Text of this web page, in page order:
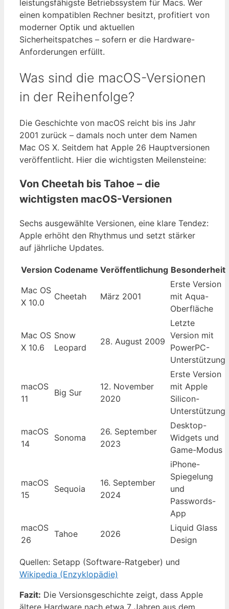
leistungsfähigste Betriebssystem für Macs. Wer
einen kompatiblen Rechner besitzt, profitiert von
moderner Optik und aktuellen
Sicherheitspatches – sofern er die Hardware-
Anforderungen erfüllt.
Was sind die macOS-Versionen
in der Reihenfolge?
Die Geschichte von macOS reicht bis ins Jahr
2001 zurück – damals noch unter dem Namen
Mac OS X. Seitdem hat Apple 26 Hauptversionen
veröffentlicht. Hier die wichtigsten Meilensteine:
Von Cheetah bis Tahoe – die
wichtigsten macOS-Versionen
Sechs ausgewählte Versionen, eine klare Tendez:
Apple erhöht den Rhythmus und setzt stärker
auf jährliche Updates.
Version Codename Veröffentlichung Besonderheit
Mac OS
X 10.0
Cheetah März 2001
Erste Version
mit Aqua-
Oberfläche
Mac OS
X 10.6
Snow
Leopard
28. August 2009
Letzte
Version mit
PowerPC-
Unterstützung
macOS
11
Big Sur
12. November
2020
Erste Version
mit Apple
Silicon-
Unterstützung
macOS
14
Sonoma
26. September
2023
Desktop-
Widgets und
Game-Modus
macOS
15
Sequoia
16. September
2024
iPhone-
Spiegelung
und
Passwords-
App
macOS
26
Tahoe 2026
Liquid Glass
Design
Quellen: Setapp (Software-Ratgeber) und
Wikipedia (Enzyklopädie)
Fazit: Die Versionsgeschichte zeigt, dass Apple